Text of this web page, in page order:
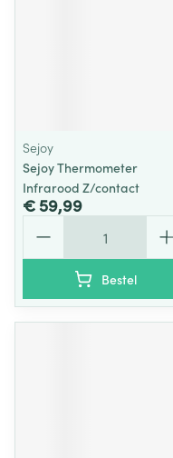
Sejoy
Sejoy Thermometer
Infrarood Z/contact
€ 59,99
Bestel